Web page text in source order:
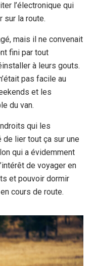
l’électronique qui
sur la route.
mais il ne convenait
fini par tout
à leurs gouts.
pas facile au
et les
du van.
qui les
lier tout ça sur une
qui a évidemment
de voyager en
et pouvoir dormir
cours de route.